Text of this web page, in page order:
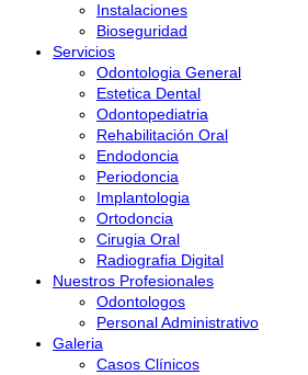
Instalaciones
Bioseguridad
Servicios
Odontologia General
Estetica Dental
Odontopediatria
Rehabilitación Oral
Endodoncia
Periodoncia
Implantologia
Ortodoncia
Cirugia Oral
Radiografia Digital
Nuestros Profesionales
Odontologos
Personal Administrativo
Galeria
Casos Clínicos